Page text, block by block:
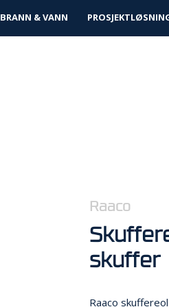
BRANN & VANN
Raaco
skuffer
Raaco